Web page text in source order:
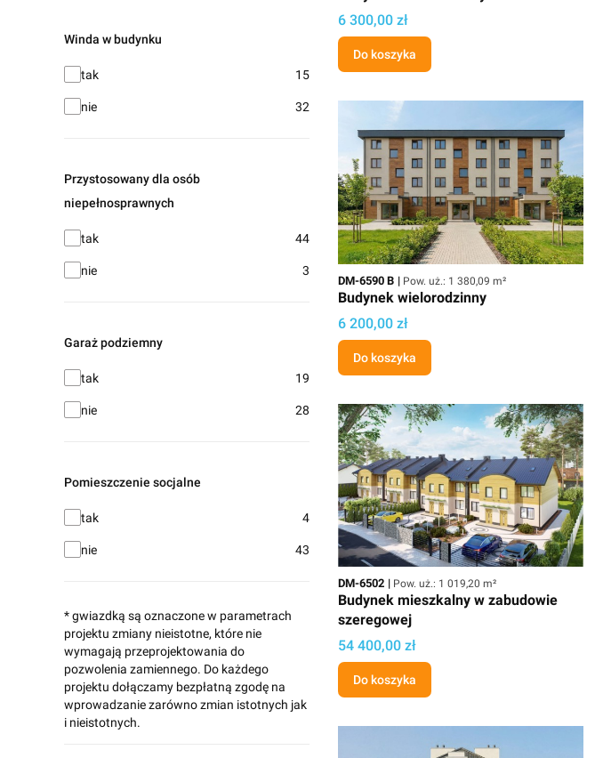
Winda w budynku
Winda w budynku
tak 15
nie 32
Przystosowany dla osób
niepełnosprawnych
Przystosowany dla osób niepełnosprawnych
tak 44
nie 3
Garaż podziemny
Garaż podziemny
tak 19
nie 28
Pomieszczenie socjalne
Pomieszczenie socjalne
tak 4
nie 43
* gwiazdką są oznaczone w parametrach
projektu zmiany nieistotne, które nie
wymagają przeprojektowania do
pozwolenia zamiennego. Do każdego
projektu dołączamy bezpłatną zgodę na
wprowadzanie zarówno zmian istotnych jak
i nieistotnych.
Cena projektu
6 300,00 zł
Do koszyka
Kod
DM-6590 B Powierzchnia użytkowa
Pow. uż.: 1 380,09 m²
Budynek wielorodzinny
Cena projektu
6 200,00 zł
Do koszyka
Kod
DM-6502 Powierzchnia użytkowa
Pow. uż.: 1 019,20 m²
Budynek mieszkalny w zabudowie
szeregowej
Cena
54 400,00 zł
Do koszyka